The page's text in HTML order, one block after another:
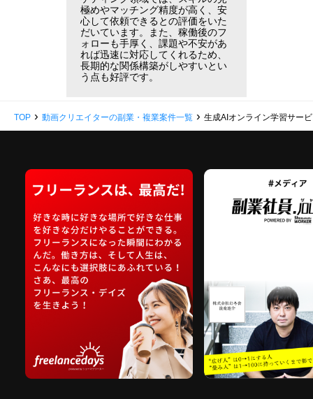
極めやマッチング精度が高く、安
心して依頼できるとの評価をいた
だいています。また、稼働後のフ
ォローも手厚く、課題や不安があ
れば迅速に対応してくれるため、
長期的な関係構築がしやすいとい
う点も好評です。
TOP › 動画クリエイターの副業・複業案件一覧 › 生成AIオンライン学習サー